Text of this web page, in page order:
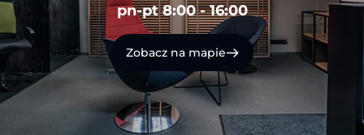
pn-pt 8:00 - 16:00
Zobacz na mapie